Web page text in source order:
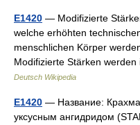
E1420 — Modifizierte
welche erhöhten
menschlichen Körper
Modifizierte Stärken
Deutsch Wikipedia
E1420 — Название:
уксусным ангидридом